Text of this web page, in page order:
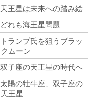
天王星は未来への踏み絵
どれも海王星問題
トランプ氏を狙うブラッ
クムーン
双子座の天王星の時代へ
太陽の牡牛座、双子座の
天王星